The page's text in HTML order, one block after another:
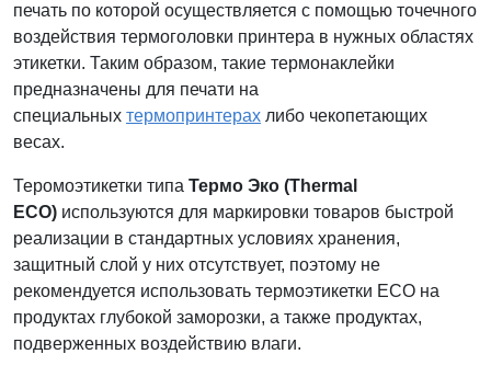
печать по которой осуществляется с помощью точечного
воздействия термоголовки принтера в нужных областях
этикетки. Таким образом, такие термонаклейки
предназначены для печати на
специальных термопринтерах либо чекопетающих
весах.
Теромоэтикетки типа Термо Эко (Thermal
ECO) используются для маркировки товаров быстрой
реализации в стандартных условиях хранения,
защитный слой у них отсутствует, поэтому не
рекомендуется использовать термоэтикетки ECO на
продуктах глубокой заморозки, а также продуктах,
подверженных воздействию влаги.